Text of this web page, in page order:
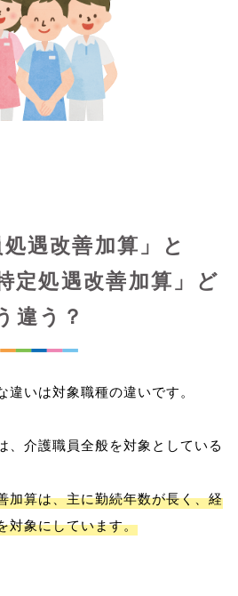
処遇改善加算」と
定処遇改善加算」ど
違う？
違いは対象職種の違いです。
、介護職員全般を対象としている
加算は、主に勤続年数が長く、経
対象にしています。